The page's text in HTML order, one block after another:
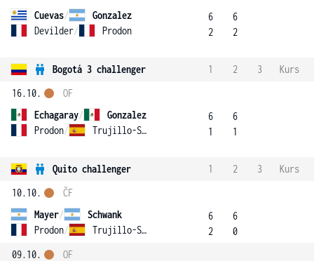
Cuevas/
Gonzalez
Devilder/ Prodon
6
2
6
2
Bogotá 3 challenger 1 2 3
Kurs
16.10.
Echagaray/
Gonzalez
Prodon/ Trujillo-Soler
OF
6
1
6
1
Quito challenger 1 2 3
Kurs
10.10.
Mayer/
Schwank
Prodon/ Trujillo-Soler
ČF
6
2
6
0
09.10.
OF